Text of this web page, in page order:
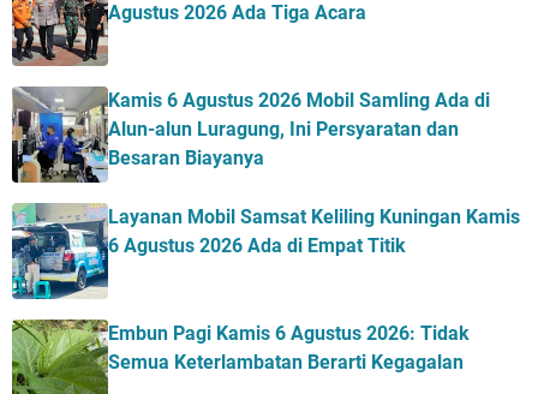
Agustus 2026 Ada Tiga Acara
Kamis 6 Agustus 2026 Mobil Samling Ada di
Alun-alun Luragung, Ini Persyaratan dan
Besaran Biayanya
Layanan Mobil Samsat Keliling Kuningan Kamis
6 Agustus 2026 Ada di Empat Titik
Embun Pagi Kamis 6 Agustus 2026: Tidak
Semua Keterlambatan Berarti Kegagalan